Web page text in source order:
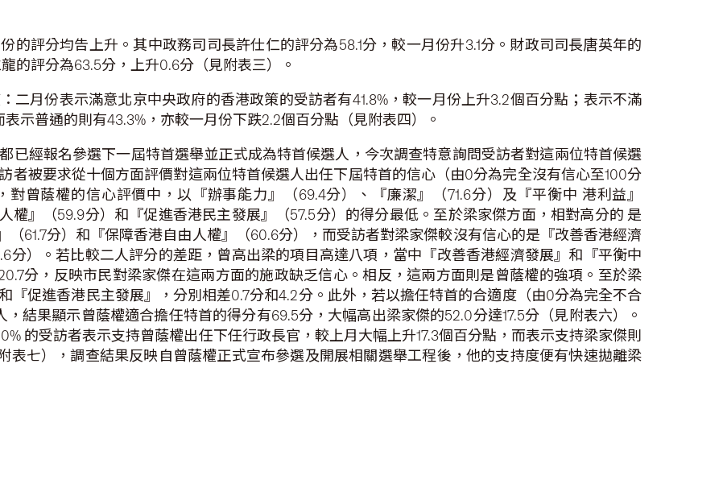
的評分均告上升。其中政務司司長許仕仁的評分為58.1分，較一月份升3.1分。財政司司長唐英年的
的評分為63.5分，上升0.6分（見附表三）。
二月份表示滿意北京中央政府的香港政策的受訪者有41.8%，較一月份上升3.2個百分點；表示不滿
示普通的則有43.3%，亦較一月份下跌2.2個百分點（見附表四）。
已經報名參選下一屆特首選舉並正式成為特首候選人，今次調查特意詢問受訪者對這兩位特首候選
者被要求從十個方面評價對這兩位特首候選人出任下屆特首的信心（由0分為完全沒有信心至100分
曾蔭權的信心評價中，以『辦事能力』（69.4分）、『廉潔』（71.6分）及『平衡中 港利益』
權』（59.9分）和『促進香港民主發展』（57.5分）的得分最低。至於梁家傑方面，相對高分的 是
（61.7分）和『保障香港自由人權』（60.6分），而受訪者對梁家傑較沒有信心的是『改善香港經濟
分）。若比較二人評分的差距，曾高出梁的項目高達八項，當中『改善香港經濟發展』和『平衡中
分，反映市民對梁家傑在這兩方面的施政缺乏信心。相反，這兩方面則是曾蔭權的強項。至於梁
『促進香港民主發展』，分別相差0.7分和4.2分。此外，若以擔任特首的合適度（由0分為完全不合
結果顯示曾蔭權適合擔任特首的得分有69.5分，大幅高出梁家傑的52.0分達17.5分（見附表六）。
的受訪者表示支持曾蔭權出任下任行政長官，較上月大幅上升17.3個百分點，而表示支持梁家傑則
表七），調查結果反映自曾蔭權正式宣布參選及開展相關選舉工程後，他的支持度便有快速拋離梁